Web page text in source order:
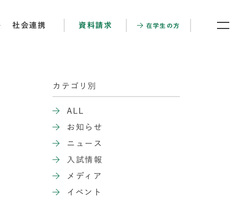
社会連携 資料請求 在学生の方
カテゴリ別
ALL
お知らせ
ニュース
入試情報
メディア
イベント